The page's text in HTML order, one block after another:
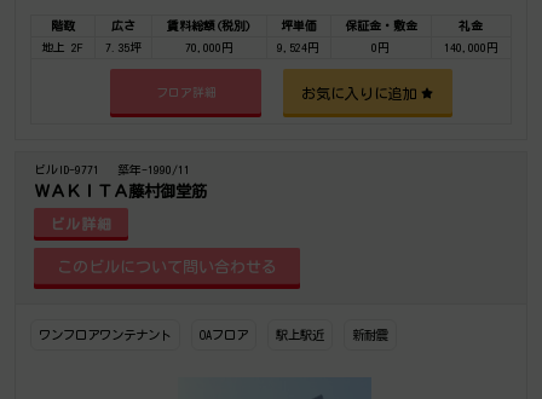
階数 広さ 賃料総額(税別) 坪単価 保証金・敷金
礼金
地上 2F
7.35坪 70,000円 9,524円 0円 140,000円
フロア詳細 お気に入りに追加
ビルID-9771 築年-1990/11
ＷＡＫＩＴＡ藤村御堂筋
ビル詳細
ワンフロアワンテナント OAフロア 駅上駅近 新耐震